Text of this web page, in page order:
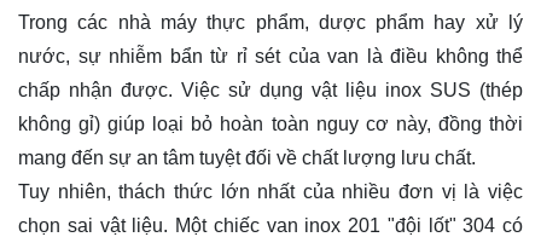
Trong các nhà máy thực phẩm, dược phẩm hay xử lý
nước, sự nhiễm bẩn từ rỉ sét của van là điều không thể
chấp nhận được. Việc sử dụng vật liệu inox SUS (thép
không gỉ) giúp loại bỏ hoàn toàn nguy cơ này, đồng thời
mang đến sự an tâm tuyệt đối về chất lượng lưu chất.
Tuy nhiên, thách thức lớn nhất của nhiều đơn vị là việc
chọn sai vật liệu. Một chiếc van inox 201 "đội lốt" 304 có